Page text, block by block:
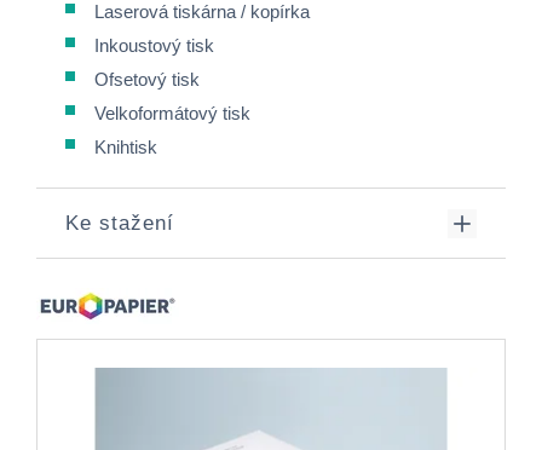
Laserová tiskárna / kopírka
Inkoustový tisk
Ofsetový tisk
Velkoformátový tisk
Knihtisk
Ke stažení